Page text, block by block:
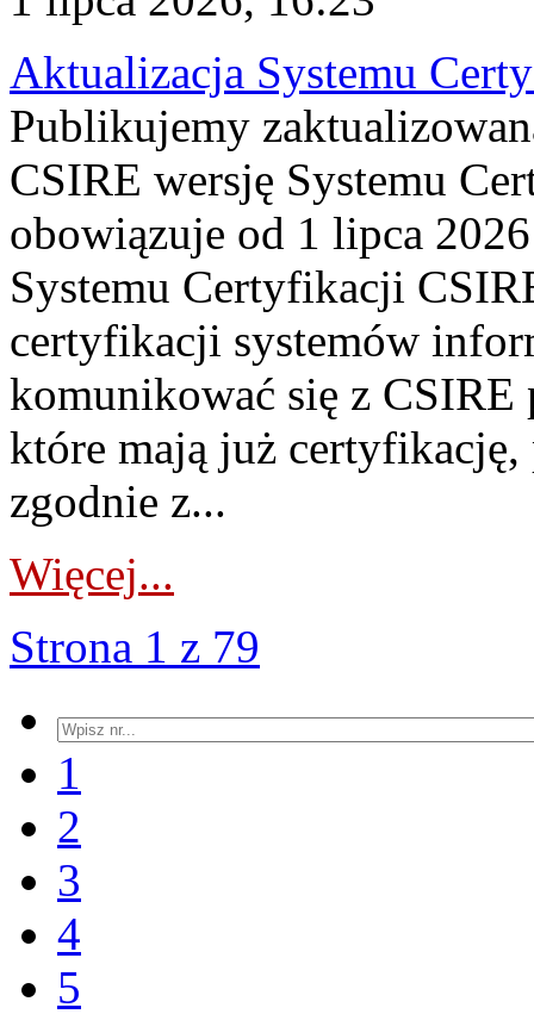
Aktualizacja Systemu
Publikujemy
CSIRE wersję Systemu
obowiązuje od 1 lipca
Systemu Certyfikacji
certyfikacji systemów
komunikować się z
które mają już
zgodnie z...
Więcej...
Strona 1 z 79
1
2
3
4
5